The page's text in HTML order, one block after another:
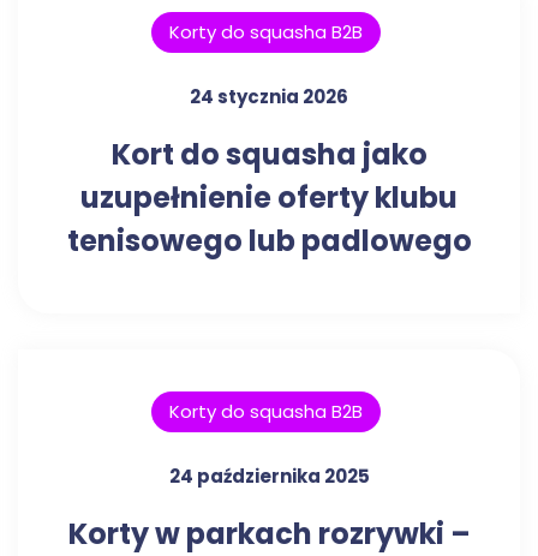
Korty do squasha B2B
24 stycznia 2026
Kort do squasha jako
uzupełnienie oferty klubu
tenisowego lub padlowego
Korty do squasha B2B
24 października 2025
Korty w parkach rozrywki –